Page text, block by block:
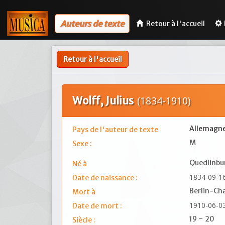
Auteurs de texte Retour à l'accueil
Retour à l'accueil
Wolff, Julius (1834-1910)
Pays de l'auteur de texte
Sexe :
M
Né à
Date de naissance :
1834-09-
Mort à
Berlin-
Date de mort :
1910-06-
Siècle : 19 ~ 20